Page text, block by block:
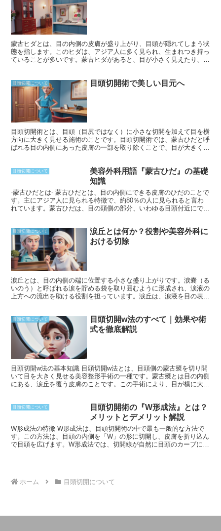
蒙古ヒダとは、目の内側の皮膚が盛り上がり、目頭が隠れてしまう状
態を指します。このヒダは、アジア人に多く見られ、生まれつき持っ
ていることが多いです。蒙古ヒダがあると、目が小さく見えたり、眠
目頭切開について 目頭切開術で美しい目元へ
目頭切開術とは、目頭（目尻ではなく）に小さな切開を加えて目を横
方向に大きく見せる施術のことです。目頭切開術では、蒙古ひだと呼
ばれる目の内側にあった皮膚の一部を取り除くことで、目が大きく丸
目頭切開について
美容外科用語『蒙古ひだ』の基礎
知識
-蒙古ひだとは- 蒙古ひだとは、目の内側にできる皮膚のひだのことで
す。主にアジア人に見られる特徴で、約80％の人に見られると言わ
れています。蒙古ひだは、目の頭側の部分、いわゆる目頭付近にでき
目頭切開について
涙丘とは何か？役割や美容外科に
おける切除
涙丘とは、目の内側の端に位置する小さな盛り上がりです。涙嚢（る
いのう）と呼ばれる涙を貯める袋を取り囲むように形成され、涙液の
上方への流出を助ける役割を担っています。涙丘は、涙液を目の表面
目頭切開について
目頭切開w法のすべて｜効果や術
式を徹底解説
目頭切開w法の基本知識 目頭切開w法とは、目頭側の蒙古襞を切り開
いて目を大きく見せる美容整形手術の一種です。蒙古襞とは目の内側
にある、涙丘を覆う皮膚のことです。この手術により、目が横に大き
目頭切開について
目頭切開術の『W形成法』とは？
メリットとデメリット解説
W形成法の特徴 W形成法は、目頭切開術の中で最も一般的な方法で
す。この方法は、目頭の内側を「W」の形に切開し、皮膚を折り込ん
で目頭を広げます。W形成法では、切開線が自然に目頭のカーブに沿
ホーム 目頭切開について